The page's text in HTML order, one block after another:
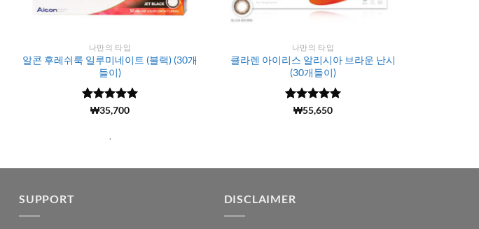
나만의 타입
알콘 후레쉬룩 일루미네이트 (블랙) (30개
들이)
5 중에서
(615)
₩35,700
.
나만의 타입
클라렌 아이리스 알리시아 브라운 난시
(30개들이)
5 중에서
(188)
₩55,650
SUPPORT DISCLAIMER